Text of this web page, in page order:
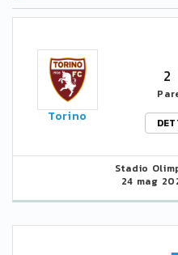
Torino
2
Stadio
24 mag